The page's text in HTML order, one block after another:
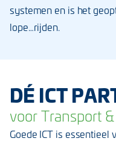
systemen en is het
lope…rijden.
DÉ ICT
voor Transport
Goede ICT is essentieel